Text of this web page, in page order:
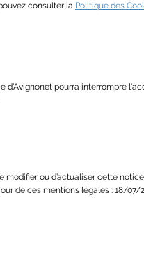
consulter la Politique des
d’Avignonet pourra interrompre
modifier ou d’actualiser cette
de ces mentions légales : 18/07/